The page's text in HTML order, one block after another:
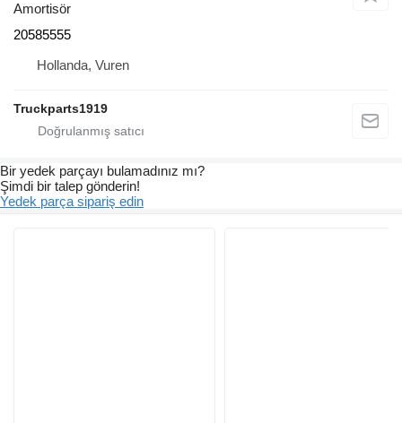
Amortisör
20585555
Hollanda, Vuren
Truckparts1919
Bir yedek parçayı bulamadınız mı?
Şimdi bir talep gönderin!
Yedek parça sipariş edin